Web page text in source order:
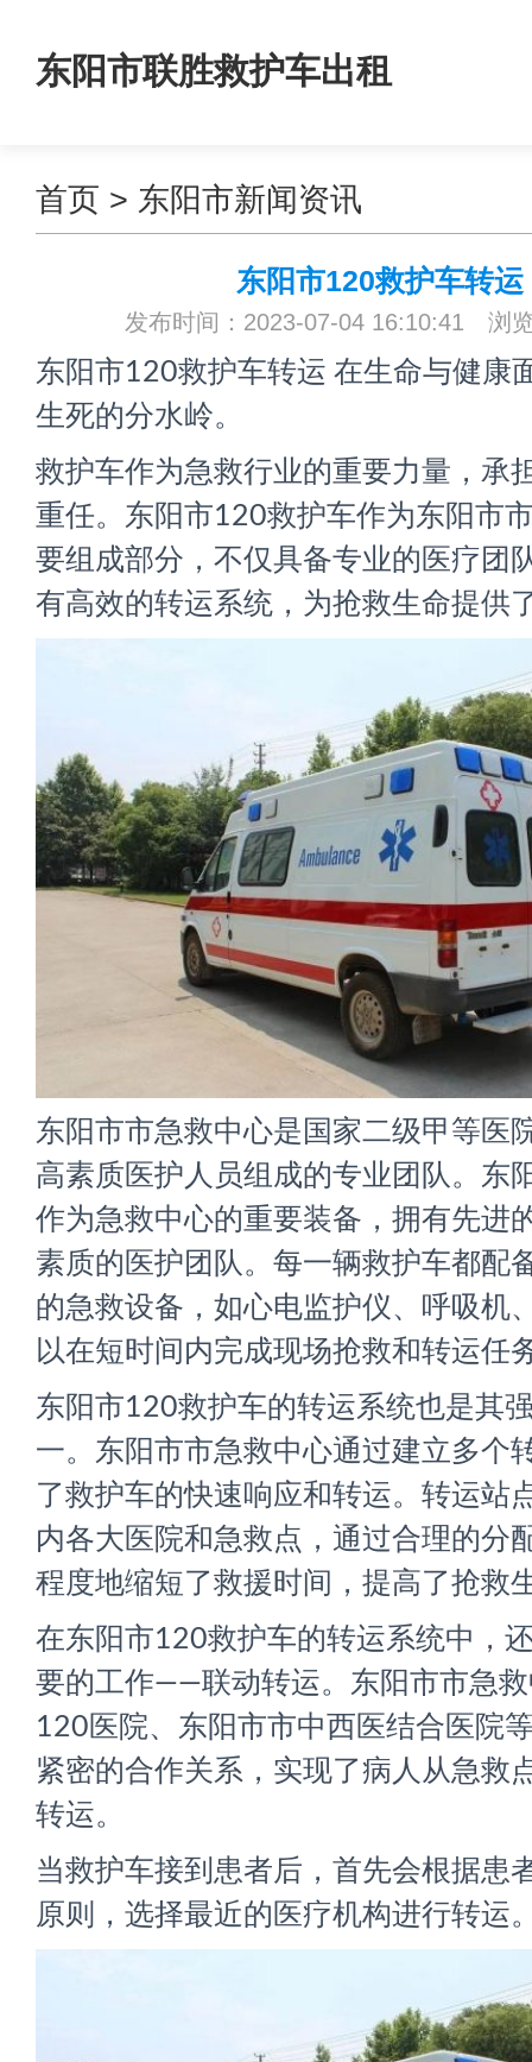
东阳市联胜救护车出租
首页 > 东阳市新闻资讯
东阳市120救护车转运
发布时间：2023-07-04 16:10:41 浏
东阳市120救护车转运 在生命与健康
生死的分水岭。
救护车作为急救行业的重要力量，承
重任。东阳市120救护车作为东阳市
要组成部分，不仅具备专业的医疗团
有高效的转运系统，为抢救生命提供
东阳市市急救中心是国家二级甲等医
高素质医护人员组成的专业团队。东
作为急救中心的重要装备，拥有先进
素质的医护团队。每一辆救护车都配
的急救设备，如心电监护仪、呼吸机
以在短时间内完成现场抢救和转运任
东阳市120救护车的转运系统也是其
一。东阳市市急救中心通过建立多个
了救护车的快速响应和转运。转运站
内各大医院和急救点，通过合理的分
程度地缩短了救援时间，提高了抢救
在东阳市120救护车的转运系统中，
要的工作——联动转运。东阳市市急
120医院、东阳市市中西医结合医院
紧密的合作关系，实现了病人从急救
转运。
当救护车接到患者后，首先会根据患
原则，选择最近的医疗机构进行转运